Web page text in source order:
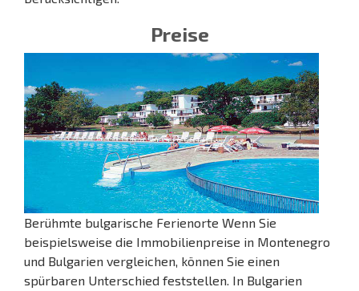
Preise
Berühmte bulgarische Ferienorte Wenn Sie
beispielsweise die Immobilienpreise in Montenegro
und Bulgarien vergleichen, können Sie einen
spürbaren Unterschied feststellen. In Bulgarien